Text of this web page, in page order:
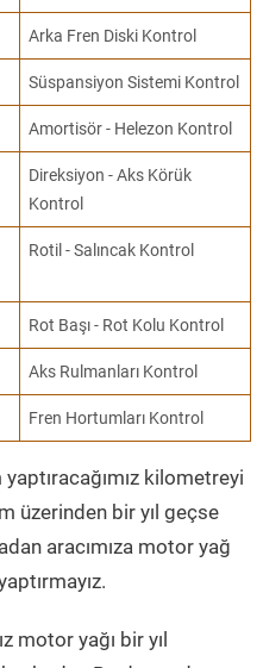
Arka Fren Diski Kontrol
Süspansiyon Sistemi Kontrol
Amortisör - Helezon Kontrol
Direksiyon - Aks Körük
Kontrol
Rotil - Salıncak Kontrol
Rot Başı - Rot Kolu Kontrol
Aks Rulmanları Kontrol
Fren Hortumları Kontrol
kilometreyi
üzerinden bir yıl geçse
aracımıza motor yağ
motor yağı bir yıl